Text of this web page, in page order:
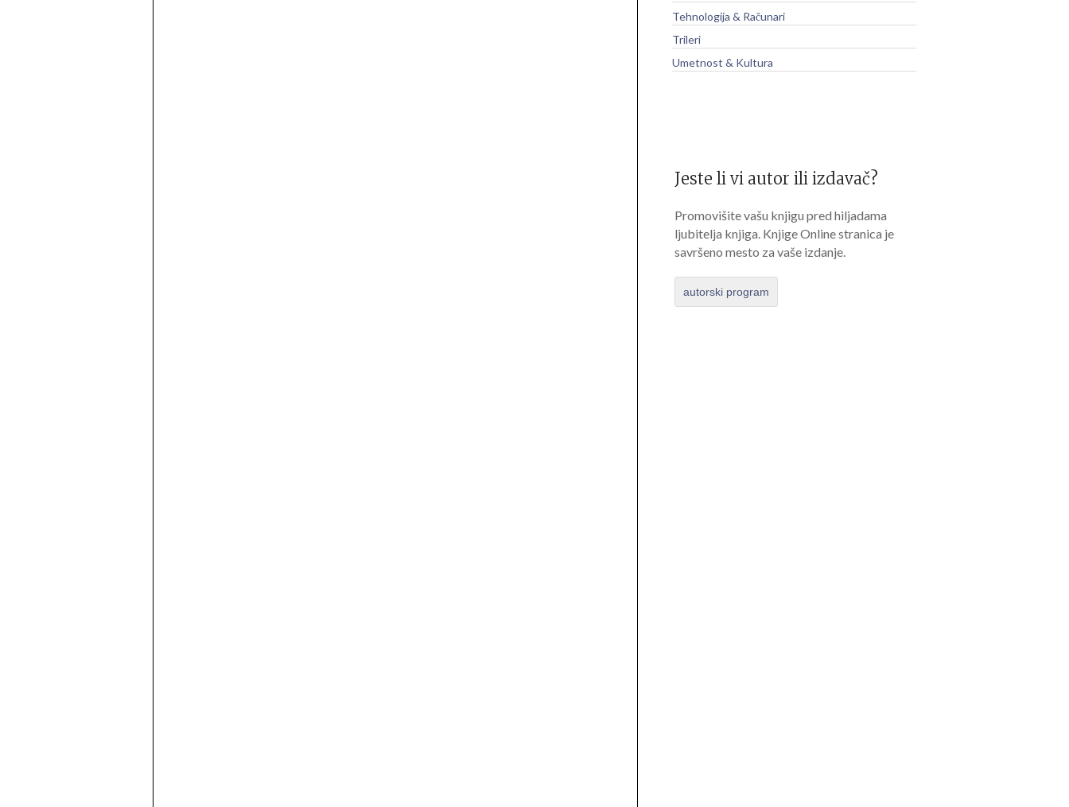
Tehnologija & Računari
Trileri
Umetnost & Kultura
Jeste li vi autor ili izdavač?
Promovišite vašu knjigu pred hiljadama
ljubitelja knjiga. Knjige Online stranica je
savršeno mesto za vaše izdanje.
autorski program